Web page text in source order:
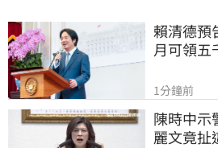
賴清德預
月可領五
1分鐘前
陳時中示
麗文竟扯